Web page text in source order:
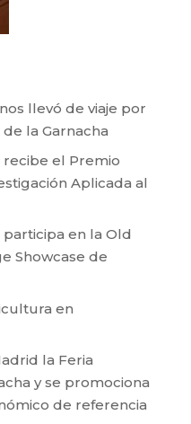
llevó de viaje por
la Garnacha
recibe el Premio
Aplicada al
participa en la Old
Showcase de
en
la Feria
y se promociona
de referencia